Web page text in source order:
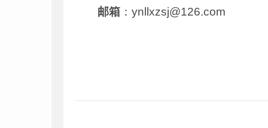
邮箱 ：ynllxzsj@126.com